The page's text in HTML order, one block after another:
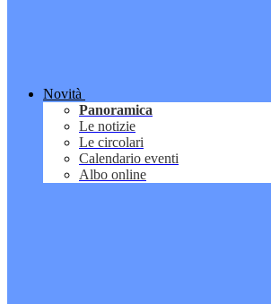
Novità
Panoramica
Le notizie
Le circolari
Calendario eventi
Albo online